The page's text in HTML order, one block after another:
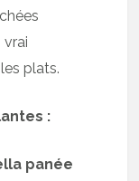
vrai
plats.
:
panée